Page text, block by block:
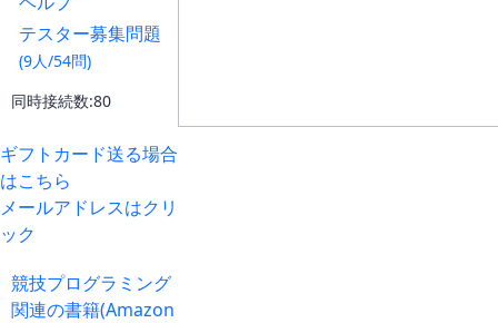
テスター募集問題
(9人/54問)
同時接続数:80
ギフトカード送る場合
はこちら
メールアドレスはクリ
ック
競技プログラミング
関連の書籍(Amazon